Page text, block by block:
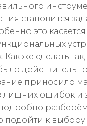
становится
это
Как же сделать
приносило
лишних ошибок и
подойти к выбору